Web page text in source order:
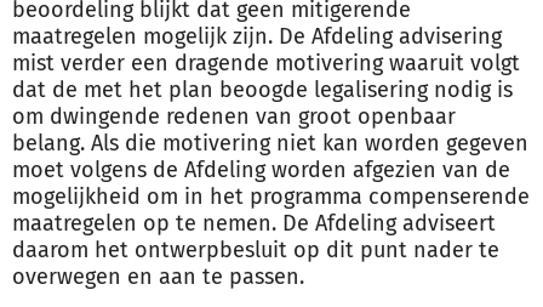
beoordeling blijkt dat geen mitigerende
maatregelen mogelijk zijn. De Afdeling advisering
mist verder een dragende motivering waaruit volgt
dat de met het plan beoogde legalisering nodig is
om dwingende redenen van groot openbaar
belang. Als die motivering niet kan worden gegeven
moet volgens de Afdeling worden afgezien van de
mogelijkheid om in het programma compenserende
maatregelen op te nemen. De Afdeling adviseert
daarom het ontwerpbesluit op dit punt nader te
overwegen en aan te passen.